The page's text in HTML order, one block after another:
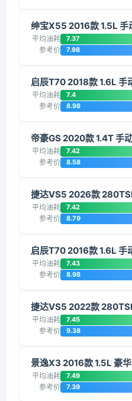
绅宝X55 2016款 1.5L 手
平均油耗 7.37
参考价 7.98
启辰T70 2018款 1.6L 手
平均油耗 7.4
参考价 8.98
帝豪GS 2020款 1.4T 手
平均油耗 7.42
参考价 8.58
捷达VS5 2026款
平均油耗 7.42
参考价 8.79
启辰T70 2016款 1.6L 手
平均油耗 7.43
参考价 8.98
捷达VS5 2022款
平均油耗 7.45
参考价 9.38
景逸X3 2016款 1.5L 豪
平均油耗 7.49
参考价 7.39